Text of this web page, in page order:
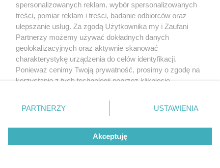
spersonalizowanych reklam, wybór spersonalizowanych
treści, pomiar reklam i treści, badanie odbiorców oraz
ulepszanie usług. Za zgodą Użytkownika my i Zaufani
Partnerzy możemy używać dokładnych danych
geolokalizacyjnych oraz aktywnie skanować
charakterystykę urządzenia do celów identyfikacji.
Ponieważ cenimy Twoją prywatność, prosimy o zgodę na
korzystanie z tych technologii poprzez kliknięcie
zmienić/wycofać klikając przycisk ustawień prywatności
znajdujący się w lewym dolnym rogu strony
rodzaje przetwarzania danych nie wymagają zgody
użytkownika, ale masz prawo sprzeciwić się takiemu
przetwarzaniu. Preferencje będą miały zastosowanie tylko
PARTNERZY USTAWIENIA
Akceptuję